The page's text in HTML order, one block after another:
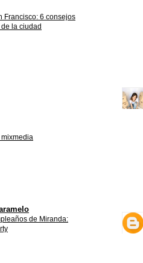
Francisco: 6 consejos
la ciudad
de Miranda: